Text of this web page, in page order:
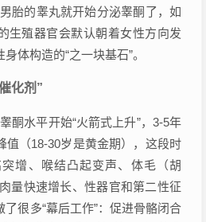
胎的睾丸就开始分泌睾酮了，如
生殖器官会默认朝着女性方向发
体构造的“之一块基石”。
化剂”
酮水平开始“火箭式上升”，3-5年
值（18-30岁是黄金期），这段时
增、喉结凸起变声、体毛（胡
量快速增长、性器官和第二性征
很多“幕后工作”：促进骨骼闭合